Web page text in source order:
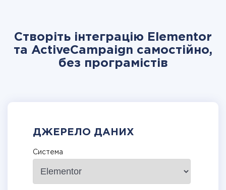
Створіть інтеграцію Elementor
та ActiveCampaign самостійно,
без програмістів
ДЖЕРЕЛО ДАНИХ
Система